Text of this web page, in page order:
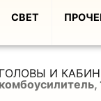
СВЕТ
И